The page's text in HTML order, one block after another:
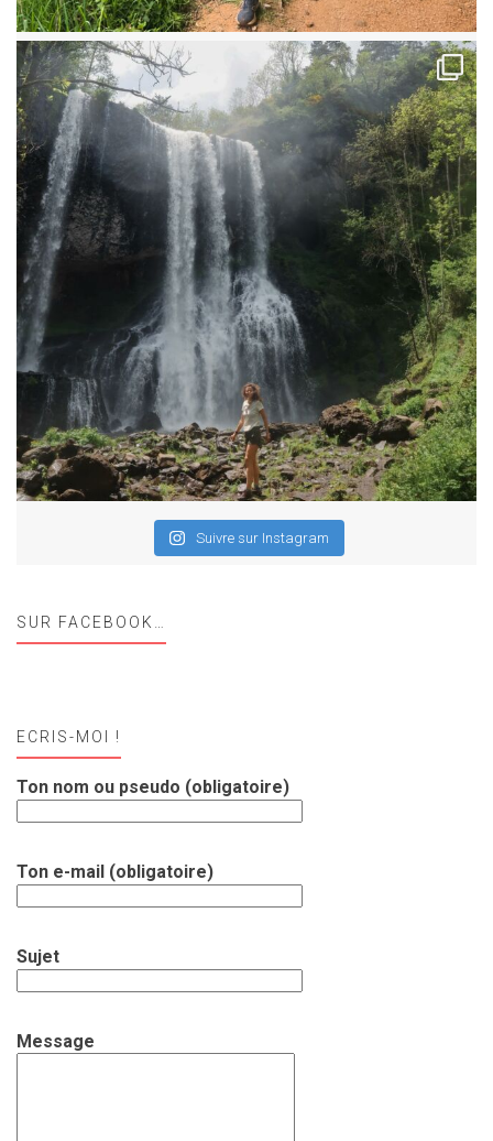
Suivre sur Instagram
SUR FACEBOOK…
ECRIS-MOI !
Ton nom ou pseudo (obligatoire)
Ton e-mail (obligatoire)
Sujet
Message